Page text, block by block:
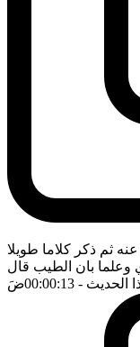
ثم ذكر كلاما طويلا
وعلما بان الطيب قال
الحديث - 00:00:13 ضَ